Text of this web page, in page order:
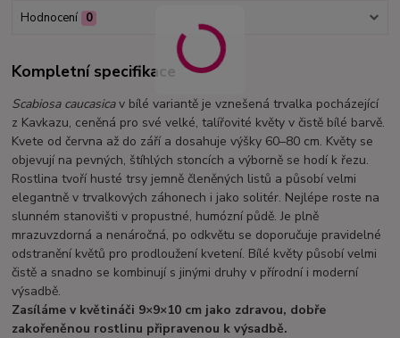
Hodnocení 0
Kompletní specifikace
Scabiosa caucasicav bílé variantě je vznešená trvalka pocházející
z Kavkazu, ceněná pro své velké, talířovité květy v čistě bílé barvě.
Kvete od června až do září a dosahuje výšky 60–80 cm. Květy se
objevují na pevných, štíhlých stoncích a výborně se hodí k řezu.
Rostlina tvoří husté trsy jemně členěných listů a působí velmi
elegantně v trvalkových záhonech i jako solitér. Nejlépe roste na
slunném stanovišti v propustné, humózní půdě. Je plně
mrazuvzdorná a nenáročná, po odkvětu se doporučuje pravidelné
odstranění květů pro prodloužení kvetení. Bílé květy působí velmi
čistě a snadno se kombinují s jinými druhy v přírodní i moderní
výsadbě.
Zasíláme v květináči 9×9×10 cm jako zdravou, dobře
zakořeněnou rostlinu připravenou k výsadbě.